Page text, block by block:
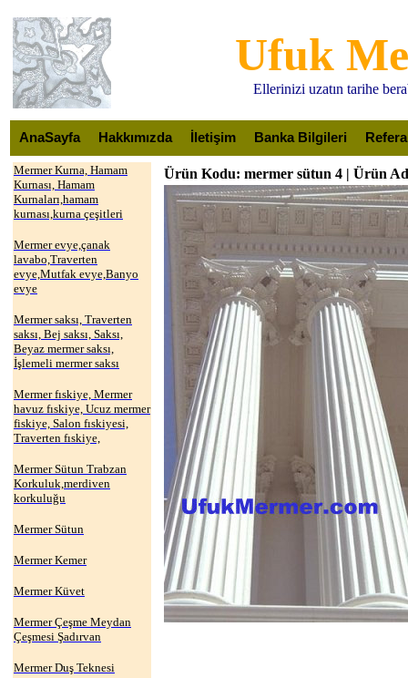
Ufuk
Ellerinizi uzatın tarihe
AnaSayfa Hakkımızda İletişim Banka Bilgileri
Mermer Kurna, Hamam
Kurnası, Hamam
Kurnaları,hamam
kurnası,kurna çeşitleri
Mermer evye,çanak
lavabo,Traverten
evye,Mutfak evye,Banyo
evye
Mermer saksı, Traverten
saksı, Bej saksı, Saksı,
Beyaz mermer saksı,
İşlemeli mermer saksı
Mermer fıskiye, Mermer
havuz fıskiye, Ucuz mermer
fiskiye, Salon fıskiyesi,
Traverten fıskiye,
Mermer Sütun Trabzan
Korkuluk,merdiven
korkuluğu
Mermer Sütun
Mermer Kemer
Mermer Küvet
Mermer Çeşme Meydan
Çeşmesi Şadırvan
Mermer Duş Teknesi
Ürün Kodu: mermer sütun 4 | Ürün